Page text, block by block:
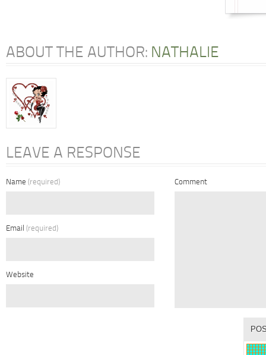
ABOUT THE AUTHOR: NATHALIE
LEAVE A RESPONSE
Name (required)
Email (required)
Website
Comment